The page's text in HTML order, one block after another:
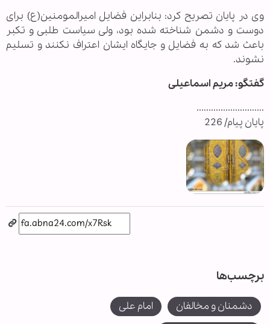
وی در پایان تصریح کرد: بنابراین فضایل امیرالمومنین(ع) برای
دوست و دشمن شناخته شده بود، ولی سیاست طلبی و تکبر
باعث شد که به فضایل و جایگاه ایشان اعتراف نکنند و تسلیم
نشوند.
گفتگو: مریم اسماعیلی
............................
پایان پیام/ 226
برچسب‌ها
دشمنان و مخالفان
امام علی